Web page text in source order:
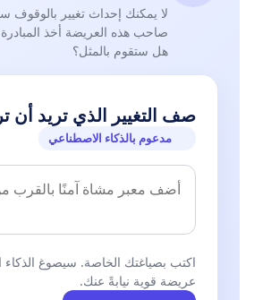
لا يمكنك إحداث تغيير بالوقوف
صاحب هذه العريضة أخذ المبادرة
هل ستقوم بالمثل؟
صف التغيير الذي تريد أن
مدعوم بالذكاء الاصطناعي
اكتب بصياغتك الخاصة. سيصوغ الذكاء
عريضة قوية نيابةً عنك.